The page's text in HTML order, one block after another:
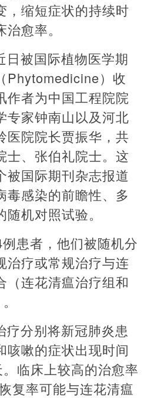
，缩短症状的持续时
愈率。
日被国际植物医学期
Phytomedicine）收
作者为中国工程院院
专家钟南山以及河北
医院院长贾振华，共
士、张伯礼院士。这
被国际期刊杂志报道
毒感染的前瞻性、多
机对照试验。
患者，他们被随机分
治疗或常规治疗与连
（连花清瘟治疗组和
疗分别将新冠肺炎患
咳嗽的症状出现时间
临床上较高的治愈率
复率可能与连花清瘟